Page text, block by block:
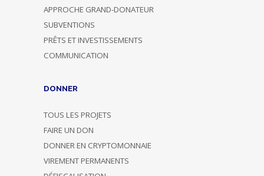
APPROCHE GRAND-DONATEUR
SUBVENTIONS
PRÊTS ET INVESTISSEMENTS
COMMUNICATION
DONNER
TOUS LES PROJETS
FAIRE UN DON
DONNER EN CRYPTOMONNAIE
VIREMENT PERMANENTS